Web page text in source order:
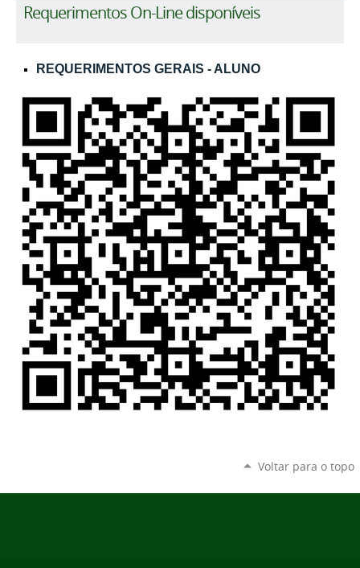
Requerimentos On-Line disponíveis
REQUERIMENTOS GERAIS - ALUNO
Voltar para o topo